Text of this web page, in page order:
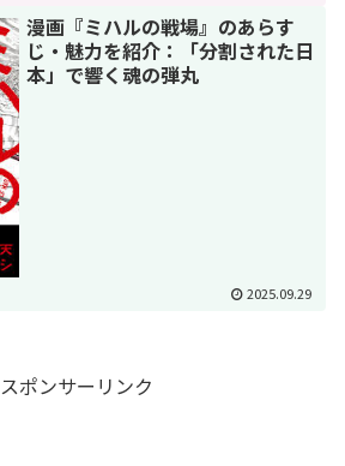
漫画『ミハルの戦場』のあらす
じ・魅力を紹介：「分割された日
本」で響く魂の弾丸
2025.09.29
スポンサーリンク